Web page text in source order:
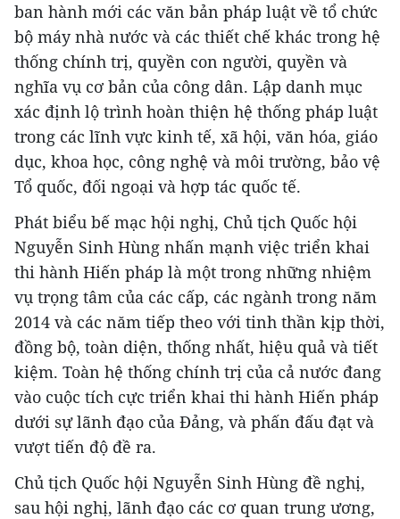
ban hành mới các văn bản pháp luật về tổ chức
bộ máy nhà nước và các thiết chế khác trong hệ
thống chính trị, quyền con người, quyền và
nghĩa vụ cơ bản của công dân. Lập danh mục
xác định lộ trình hoàn thiện hệ thống pháp luật
trong các lĩnh vực kinh tế, xã hội, văn hóa, giáo
dục, khoa học, công nghệ và môi trường, bảo vệ
Tổ quốc, đối ngoại và hợp tác quốc tế.
Phát biểu bế mạc hội nghị, Chủ tịch Quốc hội
Nguyễn Sinh Hùng nhấn mạnh việc triển khai
thi hành Hiến pháp là một trong những nhiệm
vụ trọng tâm của các cấp, các ngành trong năm
2014 và các năm tiếp theo với tinh thần kịp thời,
đồng bộ, toàn diện, thống nhất, hiệu quả và tiết
kiệm. Toàn hệ thống chính trị của cả nước đang
vào cuộc tích cực triển khai thi hành Hiến pháp
dưới sự lãnh đạo của Đảng, và phấn đấu đạt và
vượt tiến độ đề ra.
Chủ tịch Quốc hội Nguyễn Sinh Hùng đề nghị,
sau hội nghị, lãnh đạo các cơ quan trung ương,